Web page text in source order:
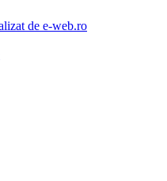
de e-web.ro